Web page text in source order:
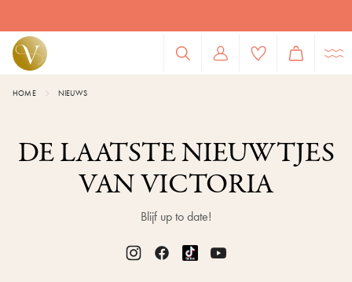
HOME NIEUWS
DE LAATSTE NIEUWTJES
VAN VICTORIA
Blijf up to date!